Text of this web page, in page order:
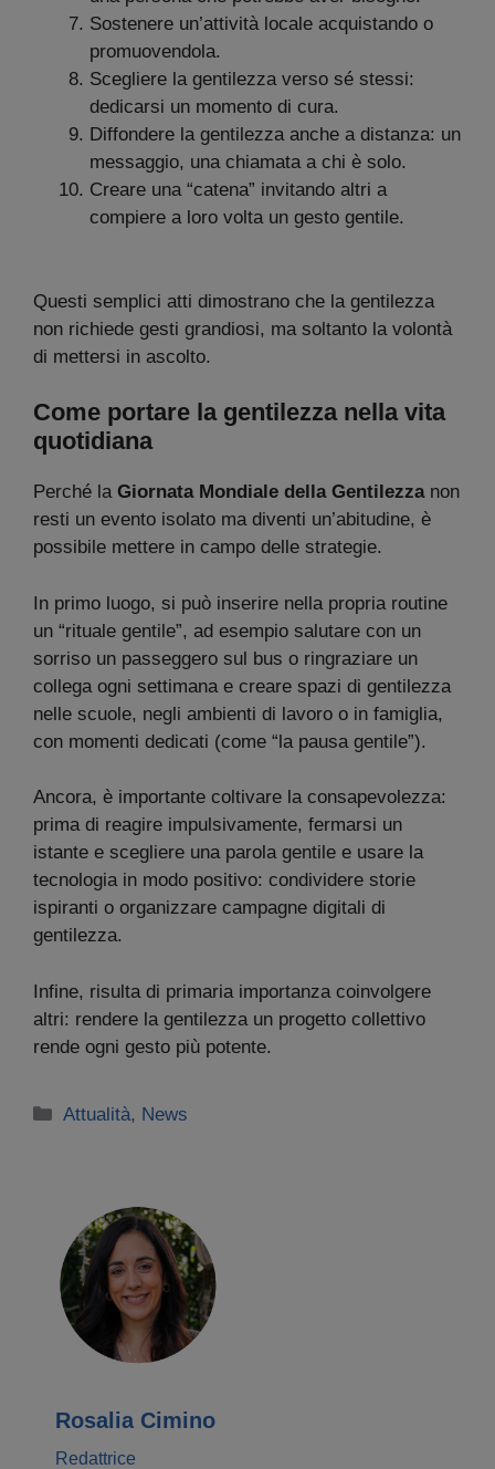
Sostenere un’attività locale acquistando o
promuovendola.
Scegliere la gentilezza verso sé stessi:
dedicarsi un momento di cura.
Diffondere la gentilezza anche a distanza: un
messaggio, una chiamata a chi è solo.
Creare una “catena” invitando altri a
compiere a loro volta un gesto gentile.
Questi semplici atti dimostrano che la gentilezza
non richiede gesti grandiosi, ma soltanto la volontà
di mettersi in ascolto.
Come portare la gentilezza nella vita
quotidiana
Perché la Giornata Mondiale della Gentilezzanon
resti un evento isolato ma diventi un’abitudine, è
possibile mettere in campo delle strategie.
In primo luogo, si può inserire nella propria routine
un “rituale gentile”, ad esempio salutare con un
sorriso un passeggero sul bus o ringraziare un
collega ogni settimana e creare spazi di gentilezza
nelle scuole, negli ambienti di lavoro o in famiglia,
con momenti dedicati (come “la pausa gentile”).
Ancora, è importante coltivare la consapevolezza:
prima di reagire impulsivamente, fermarsi un
istante e scegliere una parola gentile e usare la
tecnologia in modo positivo: condividere storie
ispiranti o organizzare campagne digitali di
gentilezza.
Infine, risulta di primaria importanza coinvolgere
altri: rendere la gentilezza un progetto collettivo
rende ogni gesto più potente.
Categorie
Attualità, News
Rosalia Cimino
Redattrice